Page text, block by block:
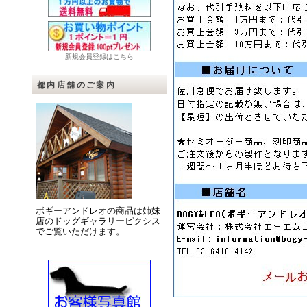
新規会員登録はこちら
都内店舗のご案内
ボギーアンドレオの商品は姉妹
店のドッグギャラリーピクシス
でご覧いただけます。